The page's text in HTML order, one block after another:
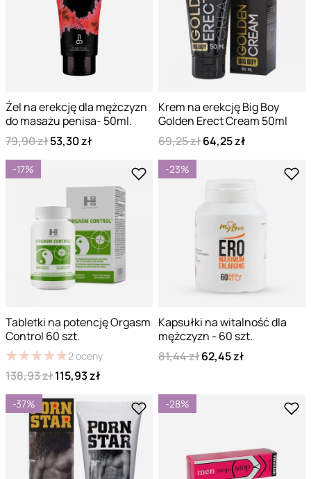
Żel na erekcję dla mężczyzn
do masażu penisa- 50ml.
79,90 zł53,30 zł
Krem na erekcję Big Boy
Golden Erect Cream 50ml
69,25 zł64,25 zł
-17%
Tabletki na potencję Orgasm
Control 60 szt.
★★★★★
★★★★★2 oceny
138,93 zł115,93 zł
-23%
Kapsułki na witalność dla
mężczyzn - 60 szt.
81,44 zł62,45 zł
-37% -28%